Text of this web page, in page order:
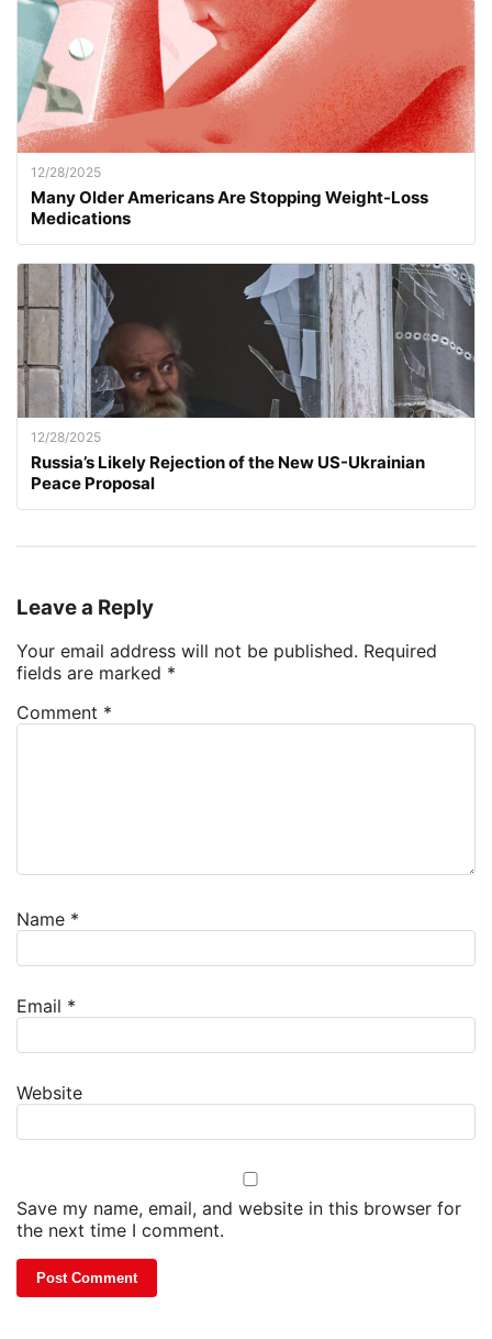
12/28/2025
Many Older Americans Are Stopping Weight-Loss
Medications
12/28/2025
Russia’s Likely Rejection of the New US-Ukrainian
Peace Proposal
Leave a Reply
Your email address will not be published. Required
fields are marked *
Comment *
Name *
Email *
Website
Save my name, email, and website in this browser for
the next time I comment.